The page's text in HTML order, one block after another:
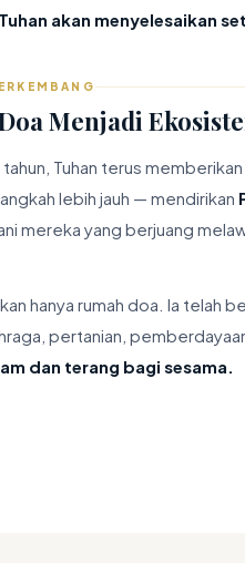
akan menyelesaikan
Menjadi
Tuhan terus
lebih jauh — mendirikan
mereka yang berjuang
hanya rumah doa. Ia
pertanian,
dan terang bagi sesama.